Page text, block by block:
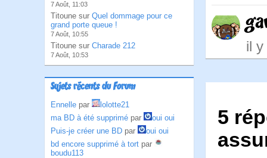
7 Août, 11:03
Titoune sur Quel dommage pour ce
grand porte queue !
7 Août, 10:55
Titoune sur Charade 212
7 Août, 10:53
Sujets récents du Forum
Ennelle par
lolotte21
ma BD à été supprimé par
oui oui
Puis-je créer une BD par
oui oui
bd encore supprimé à tort par
boudu113
il y
5